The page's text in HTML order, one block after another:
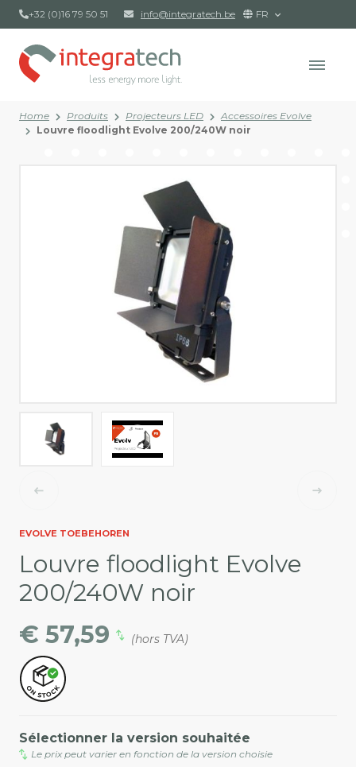
+32 (0)16 79 50 51 info@integratech.be FR
Home Produits Projecteurs LED
Accessoires Evolve
Louvre floodlight Evolve 200/240W noir
EVOLVE TOEBEHOREN
Louvre floodlight Evolve
200/240W noir
€ 57,59
(hors TVA)
Sélectionner la version souhaitée
Le prix peut varier en fonction de la version choisie